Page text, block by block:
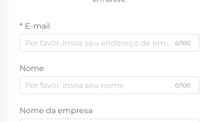
E-mail
0/100
Nome
0/100
Nome da empresa